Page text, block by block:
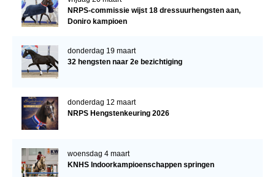
NRPS-commissie wijst 18 dressuurhengsten aan,
Doniro kampioen
donderdag 19 maart
32 hengsten naar 2e bezichtiging
donderdag 12 maart
NRPS Hengstenkeuring 2026
woensdag 4 maart
KNHS Indoorkampioenschappen springen